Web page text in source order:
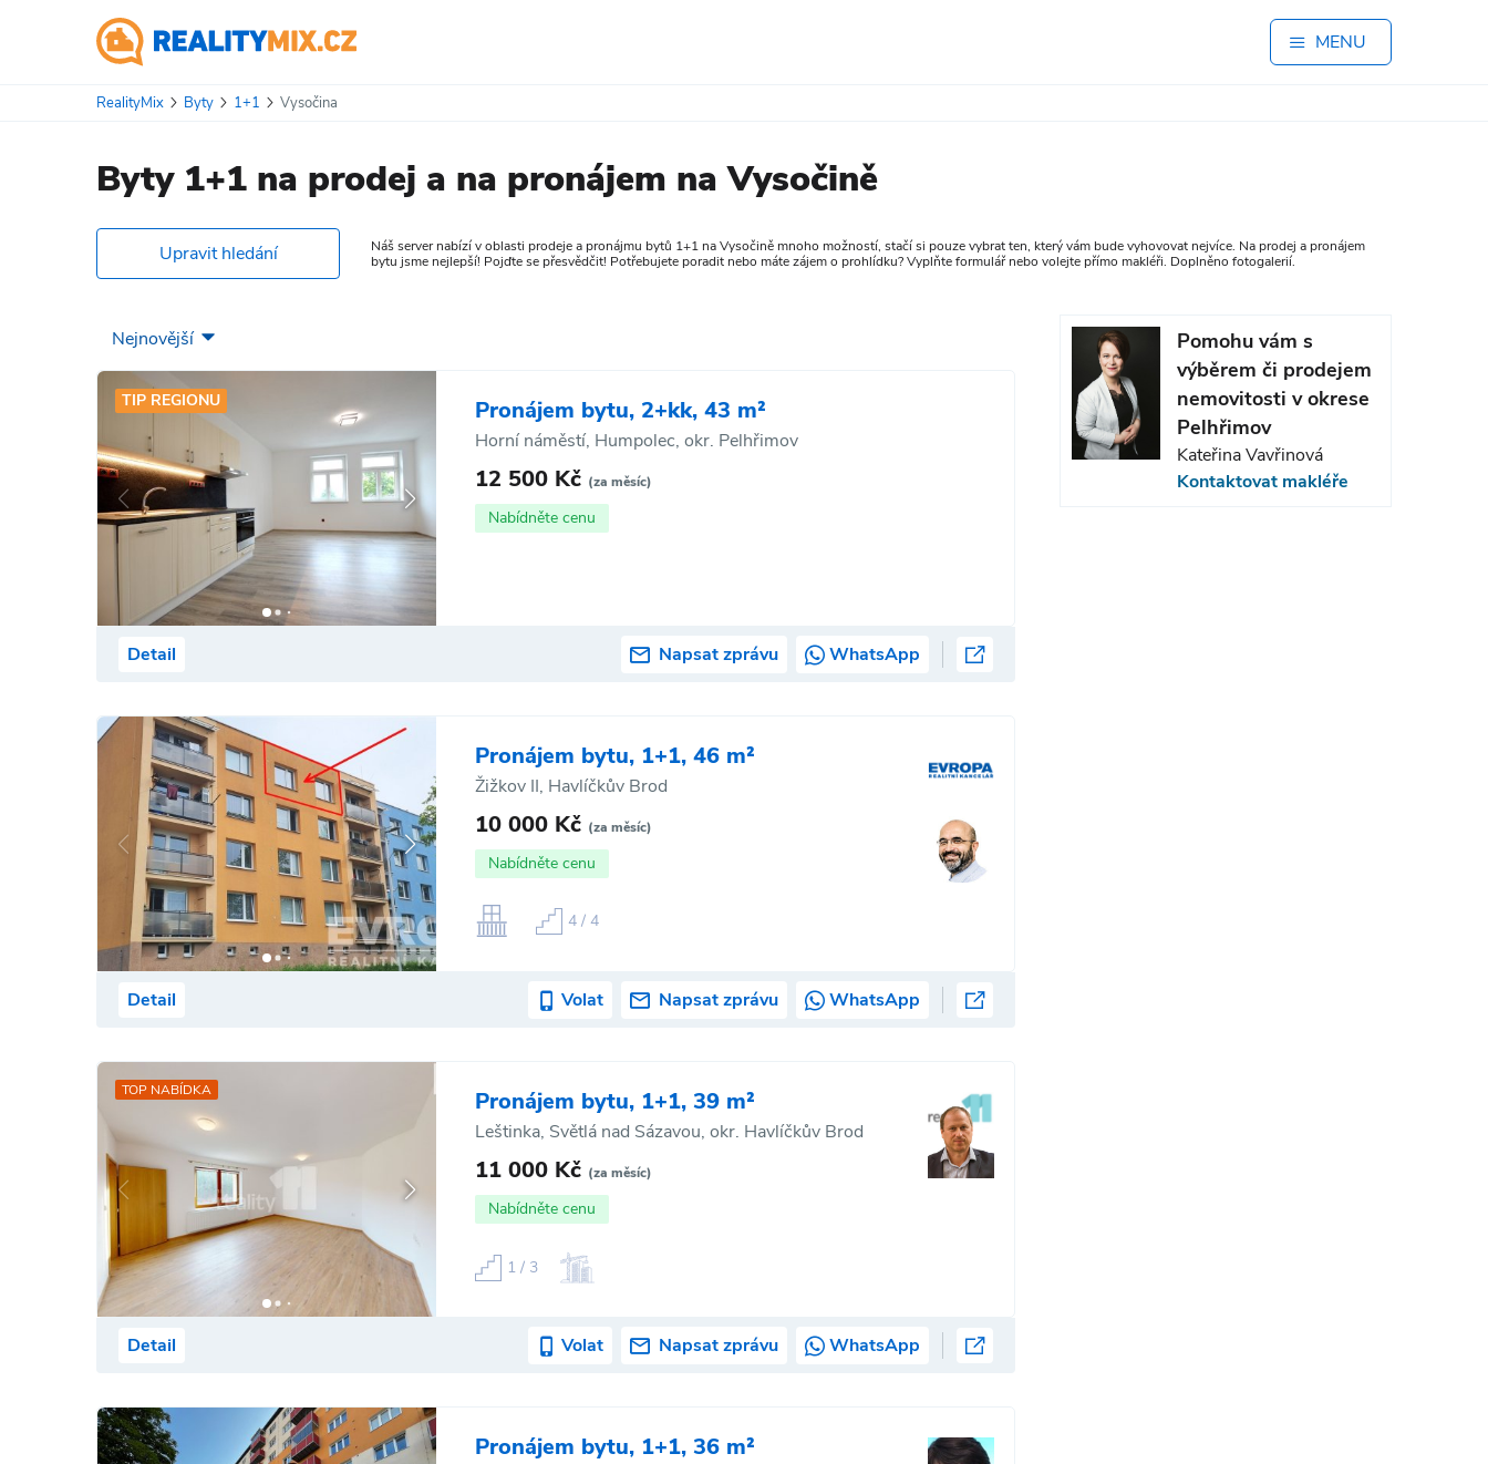
MENU
RealityMix Byty 1+1 Vysočina
Byty 1+1 na prodej a na pronájem na Vysočině
Upravit hledání
Náš server nabízí v oblasti prodeje a pronájmu bytů 1+1 na Vysočině mnoho možností, stačí si pouze vybrat ten, který vám bude vyhovovat nejvíce. Na prodej a pronájem
bytu jsme nejlepší! Pojďte se přesvědčit! Potřebujete poradit nebo máte zájem o prohlídku? Vyplňte formulář nebo volejte přímo makléři. Doplněno fotogalerií.
TIP REGIONU Pronájem bytu, 2+kk, 43 m²
Horní náměstí, Humpolec, okr. Pelhřimov
12 500 Kč (za měsíc)
Nabídněte cenu
Detail Napsat zprávu WhatsApp
Pronájem bytu, 1+1, 46 m²
Žižkov II, Havlíčkův Brod
10 000 Kč (za měsíc)
Nabídněte cenu
4 / 4
Detail Volat Napsat zprávu WhatsApp
TOP NABÍDKA Pronájem bytu, 1+1, 39 m²
Leštinka, Světlá nad Sázavou, okr. Havlíčkův Brod
11 000 Kč (za měsíc)
Nabídněte cenu
1 / 3
Detail Volat Napsat zprávu WhatsApp
Pronájem bytu, 1+1, 36 m²
Pomohu vám s
výběrem či prodejem
nemovitosti v okrese
Pelhřimov
Kateřina Vavřinová
Kontaktovat makléře